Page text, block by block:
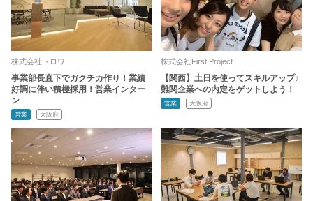
株式会社トロワ
事業部長直下でガクチカ作り！業績
好調に伴い積極採用！営業インター
ン
営業 大阪府
株式会社First Project
【関西】土日を使ってスキルアップ♪
難関企業への内定をゲットしよう！
営業 大阪府